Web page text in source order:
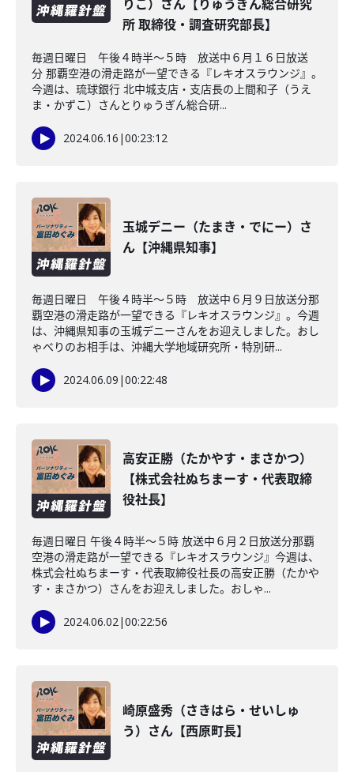
りこ）さん【りゅうぎん総合研究
所 取締役・調査研究部長】
毎週日曜日 午後４時半～５時 放送中６月１６日放送
分 那覇空港の滑走路が一望できる『レキオスラウンジ』。
今週は、琉球銀行 北中城支店・支店長の上間和子（うえ
ま・かずこ）さんとりゅうぎん総合研...
2024.06.16 |00:23:12
玉城デニー（たまき・でにー）さ
ん【沖縄県知事】
毎週日曜日 午後４時半～５時 放送中６月９日放送分那
覇空港の滑走路が一望できる『レキオスラウンジ』。今週
は、沖縄県知事の玉城デニーさんをお迎えしました。おし
ゃべりのお相手は、沖縄大学地域研究所・特別研...
2024.06.09 |00:22:48
高安正勝（たかやす・まさかつ）
【株式会社ぬちまーす・代表取締
役社長】
毎週日曜日 午後４時半～５時 放送中６月２日放送分那覇
空港の滑走路が一望できる『レキオスラウンジ』今週は、
株式会社ぬちまーす・代表取締役社長の高安正勝（たかや
す・まさかつ）さんをお迎えしました。おしゃ...
2024.06.02|00:22:56
崎原盛秀（さきはら・せいしゅ
う）さん【西原町長】